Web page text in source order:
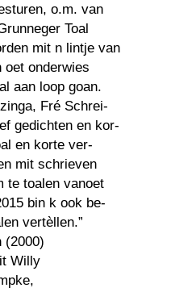
o.m. van
Toal
mit n lintje van
oet onderwies
aan loop goan.
Fré Schrei-
gedichten en kor-
en korte ver-
mit schrieven
te toalen vanoet
bin k ook be-
vertèllen.”
(2000)
Willy